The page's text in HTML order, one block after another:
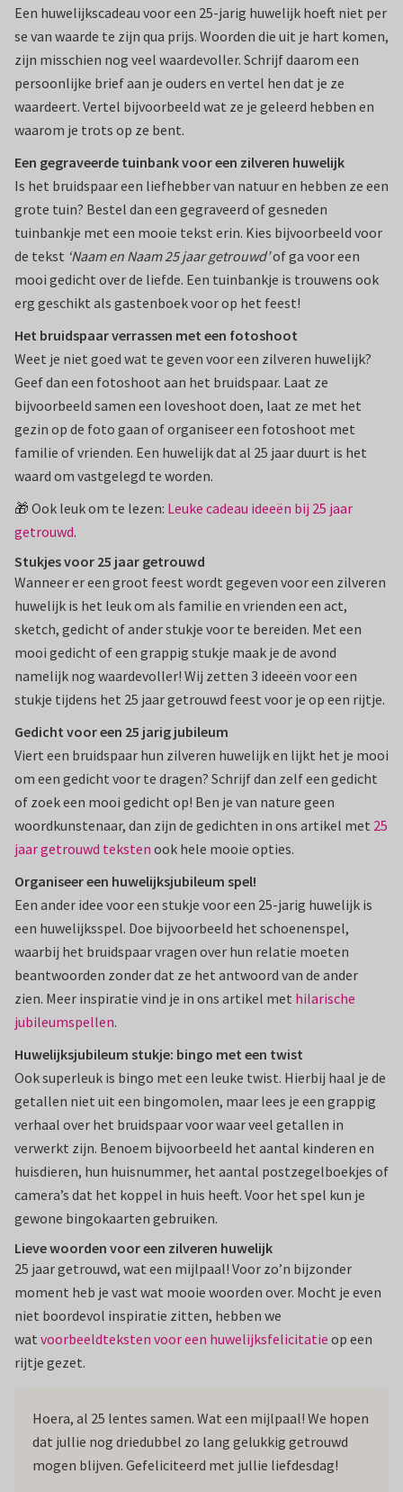
Een huwelijkscadeau voor een 25-jarig huwelijk hoeft niet per
se van waarde te zijn qua prijs. Woorden die uit je hart komen,
zijn misschien nog veel waardevoller. Schrijf daarom een
persoonlijke brief aan je ouders en vertel hen dat je ze
waardeert. Vertel bijvoorbeeld wat ze je geleerd hebben en
waarom je trots op ze bent.
Een gegraveerde tuinbank voor een zilveren huwelijk
Is het bruidspaar een liefhebber van natuur en hebben ze een
grote tuin? Bestel dan een gegraveerd of gesneden
tuinbankje met een mooie tekst erin. Kies bijvoorbeeld voor
de tekst ‘Naam en Naam 25 jaar getrouwd’of ga voor een
mooi gedicht over de liefde. Een tuinbankje is trouwens ook
erg geschikt als gastenboek voor op het feest!
Het bruidspaar verrassen met een fotoshoot
Weet je niet goed wat te geven voor een zilveren huwelijk?
Geef dan een fotoshoot aan het bruidspaar. Laat ze
bijvoorbeeld samen een loveshoot doen, laat ze met het
gezin op de foto gaan of organiseer een fotoshoot met
familie of vrienden. Een huwelijk dat al 25 jaar duurt is het
waard om vastgelegd te worden.
🎁 Ook leuk om te lezen: Leuke cadeau ideeën bij 25 jaar
getrouwd.
Stukjes voor 25 jaar getrouwd
Wanneer er een groot feest wordt gegeven voor een zilveren
huwelijk is het leuk om als familie en vrienden een act,
sketch, gedicht of ander stukje voor te bereiden. Met een
mooi gedicht of een grappig stukje maak je de avond
namelijk nog waardevoller! Wij zetten 3 ideeën voor een
stukje tijdens het 25 jaar getrouwd feest voor je op een rijtje.
Gedicht voor een 25 jarig jubileum
Viert een bruidspaar hun zilveren huwelijk en lijkt het je mooi
om een gedicht voor te dragen? Schrijf dan zelf een gedicht
of zoek een mooi gedicht op! Ben je van nature geen
woordkunstenaar, dan zijn de gedichten in ons artikel met 25
jaar getrouwd teksten ook hele mooie opties.
Organiseer een huwelijksjubileum spel!
Een ander idee voor een stukje voor een 25-jarig huwelijk is
een huwelijksspel. Doe bijvoorbeeld het schoenenspel,
waarbij het bruidspaar vragen over hun relatie moeten
beantwoorden zonder dat ze het antwoord van de ander
zien. Meer inspiratie vind je in ons artikel met hilarische
jubileumspellen.
Huwelijksjubileum stukje: bingo met een twist
Ook superleuk is bingo met een leuke twist. Hierbij haal je de
getallen niet uit een bingomolen, maar lees je een grappig
verhaal over het bruidspaar voor waar veel getallen in
verwerkt zijn. Benoem bijvoorbeeld het aantal kinderen en
huisdieren, hun huisnummer, het aantal postzegelboekjes of
camera’s dat het koppel in huis heeft. Voor het spel kun je
gewone bingokaarten gebruiken.
Lieve woorden voor een zilveren huwelijk
25 jaar getrouwd, wat een mijlpaal! Voor zo’n bijzonder
moment heb je vast wat mooie woorden over. Mocht je even
niet boordevol inspiratie zitten, hebben we
wat voorbeeldteksten voor een huwelijksfelicitatie op een
rijtje gezet.
Hoera, al 25 lentes samen. Wat een mijlpaal! We hopen
dat jullie nog driedubbel zo lang gelukkig getrouwd
mogen blijven. Gefeliciteerd met jullie liefdesdag!